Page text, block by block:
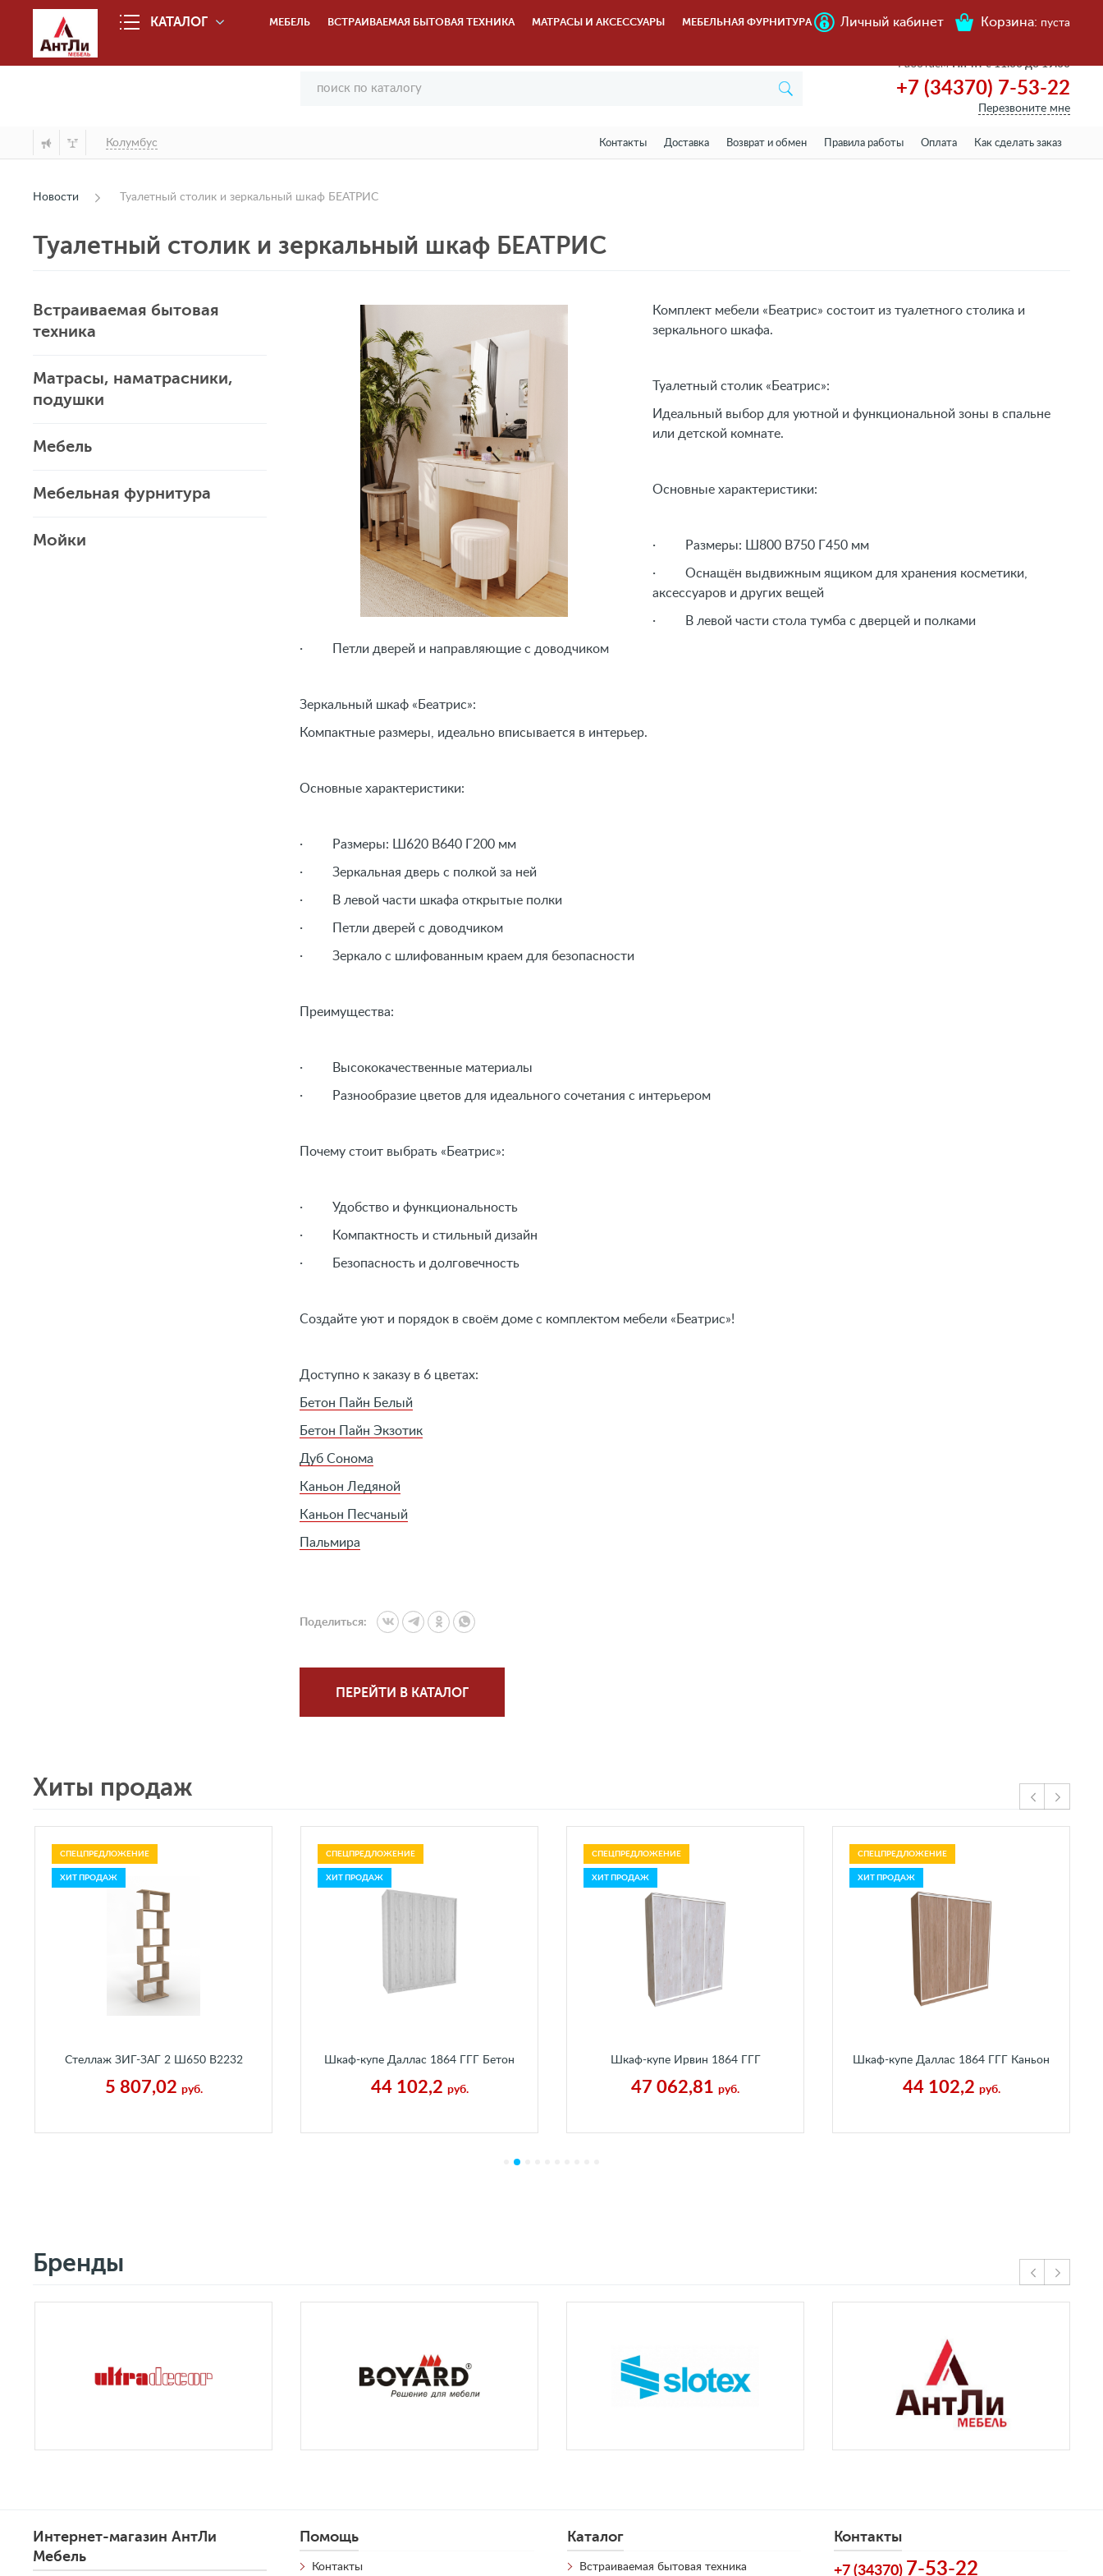
КАТАЛОГ МЕБЕЛЬ ВСТРАИВАЕМАЯ БЫТОВАЯ ТЕХНИКА МАТРАСЫ И АКСЕССУАРЫ МЕБЕЛЬНАЯ ФУРНИТУРА Личный кабинет Корзина: пуста
РаботаемПн-пт с 11.00 до 19.00
+7 (34370) 7-53-22
Перезвоните мне
Колумбус Контакты Доставка Возврат и обмен Правила работы Оплата Как сделать заказ
Новости Туалетный столик и зеркальный шкаф БЕАТРИС
Туалетный столик и зеркальный шкаф БЕАТРИС
Встраиваемая бытовая
техника
Матрасы, наматрасники,
подушки
Мебель
Мебельная фурнитура
Мойки
Комплект мебели «Беатрис» состоит из туалетного столика и
зеркального шкафа.
Туалетный столик «Беатрис»:
Идеальный выбор для уютной и функциональной зоны в спальне
или детской комнате.
Основные характеристики:
· Размеры: Ш800 В750 Г450 мм
· Оснащён выдвижным ящиком для хранения косметики,
аксессуаров и других вещей
· В левой части стола тумба с дверцей и полками
· Петли дверей и направляющие с доводчиком
Зеркальный шкаф «Беатрис»:
Компактные размеры, идеально вписывается в интерьер.
Основные характеристики:
· Размеры: Ш620 В640 Г200 мм
· Зеркальная дверь с полкой за ней
· В левой части шкафа открытые полки
· Петли дверей с доводчиком
· Зеркало с шлифованным краем для безопасности
Преимущества:
· Высококачественные материалы
· Разнообразие цветов для идеального сочетания с интерьером
Почему стоит выбрать «Беатрис»:
· Удобство и функциональность
· Компактность и стильный дизайн
· Безопасность и долговечность
Создайте уют и порядок в своём доме с комплектом мебели «Беатрис»!
Доступно к заказу в 6 цветах:
Бетон Пайн Белый
Бетон Пайн Экзотик
Дуб Сонома
Каньон Ледяной
Каньон Песчаный
Пальмира
Поделиться:
ПЕРЕЙТИ В КАТАЛОГ
Хиты продаж
СПЕЦПРЕДЛОЖЕНИЕ
ХИТ ПРОДАЖ
Стеллаж ЗИГ-ЗАГ 2 Ш650 В2232
5 807,02 руб.
СПЕЦПРЕДЛОЖЕНИЕ
ХИТ ПРОДАЖ
Шкаф-купе Даллас 1864 ГГГ Бетон
44 102,2 руб.
СПЕЦПРЕДЛОЖЕНИЕ
ХИТ ПРОДАЖ
Шкаф-купе Ирвин 1864 ГГГ
47 062,81 руб.
СПЕЦПРЕДЛОЖЕНИЕ
ХИТ ПРОДАЖ
Шкаф-купе Даллас 1864 ГГГ Каньон
44 102,2 руб.
Бренды
Интернет-магазин АнтЛи
Мебель
Помощь
Контакты
Контакты
+7 (34370) 7-53-22
Каталог
Встраиваемая бытовая техника